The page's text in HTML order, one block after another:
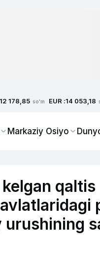
12 178,85 so'm EUR :14 053,18
Markaziy Osiyo